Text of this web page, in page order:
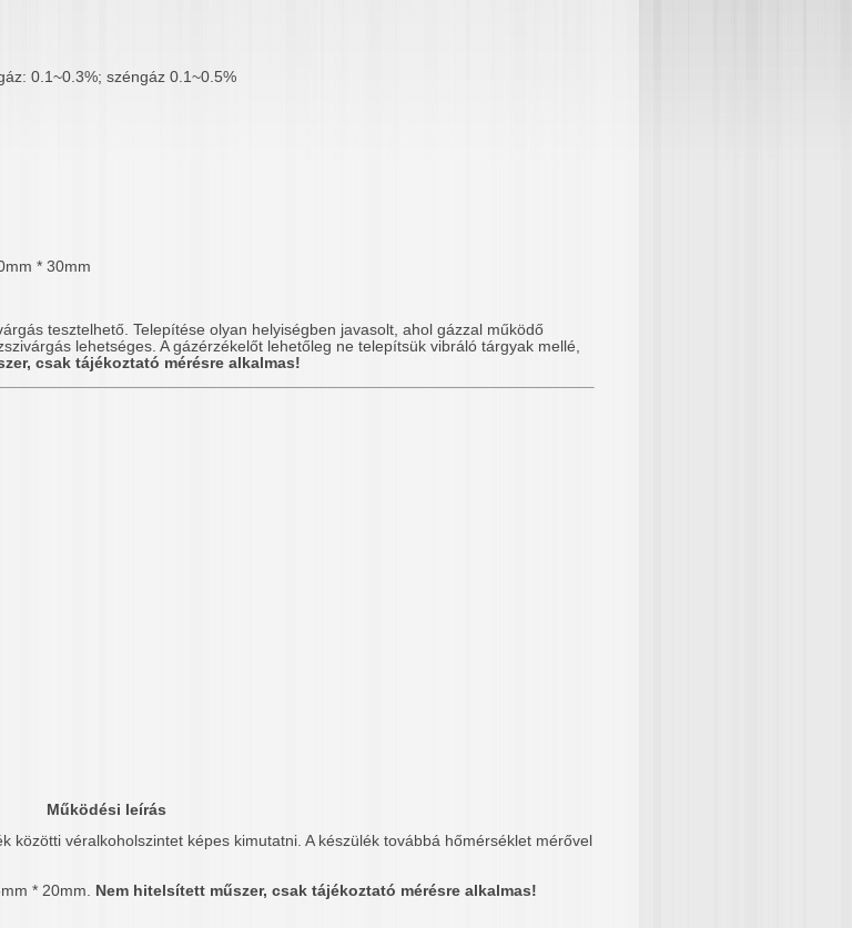
0.1~0.3%; széngáz 0.1~0.5%
* 30mm
tesztelhető. Telepítése olyan helyiségben javasolt, ahol gázzal működő
lehetséges. A gázérzékelőt lehetőleg ne telepítsük vibráló tárgyak mellé,
csak tájékoztató mérésre alkalmas!
Működési leírás
közötti véralkoholszintet képes kimutatni. A készülék továbbá hőmérséklet mérővel
* 20mm. Nem hitelsített műszer, csak tájékoztató mérésre alkalmas!